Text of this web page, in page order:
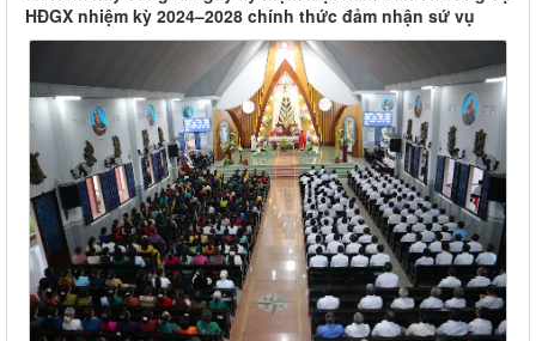
HĐGX nhiệm kỳ 2024–2028 chính thức đảm nhận sứ vụ